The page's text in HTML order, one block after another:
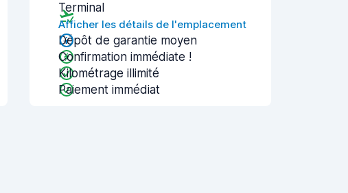
Terminal
Afficher les détails de l'emplacement
Dépôt de garantie moyen
Confirmation immédiate !
Kilométrage illimité
Paiement immédiat